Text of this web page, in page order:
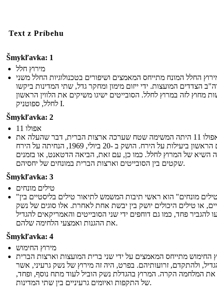
Text z Príbehu
Šmykľavka: 1
מירוץ חלל
החלל המונח מתייחס המאמצים ושיפורים בטכנולוגיות החלל משני
הצדדים המועצות. ידי ייזום מימון ומחקר גדל, שתי המדינות ביקשו
מחוץ לזה במרוץ לחלל. הסובייטים ישיגו משיקים את הלווין הראשון
לחלל, ספוטניק I.
Šmykľavka: 2
אפולו 11
אפולו 11 היתה המשימה שטח שערכה ארצות הברית, דבר שהעלה את
האדם הראשון ביעילות על הירח. הושק ב -20 ביולי, 1969, הנחיתה על הירח
השיא של המרוץ לחלל. כמו כן, עם זאת, הביאה הדטאנט, או בזמנים
שקטים בין הסובייטים וארצות הברית במונחים של יחסיהם.
Šmykľavka: 3
טילים מונחים
"טילים מונחים" הוא ראשי תיבות המשמש לתיאור טילים בליסטיים בין
או טילים היכולים יושק בין יבשת אחת לאחרת. אלו סוגים של נשק
להגביר פחד, כמו גם דוחפים ידי שני הסובייטים והאמריקאים להגדיל
את ההגנות ואמצעי הלחימה שלהם.
Šmykľavka: 4
מירוץ החימוש
החימוש מתייחס המאמצים על ידי שני ברית המועצות וארצות הברית
ולהתקדם, זרועותיהם. בפרט, היה זה מירוץ של נשק גרעיני, אשר
את המלחמה הקרה. המרוץ בהגדלת נשק הוביל לעוד מתח נוסף, ופחד,
של התקפות ואיומים גרעיניים בין שתי המדינות.